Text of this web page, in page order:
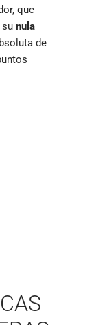
que
su nula
de